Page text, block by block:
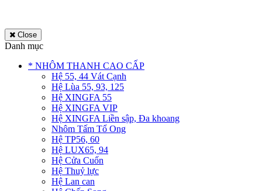
Close
Danh mục
* NHÔM THANH CAO CẤP
Hệ 55, 44 Vát Cạnh
Hệ Lùa 55, 93, 125
Hệ XINGFA 55
Hệ XINGFA VIP
Hệ XINGFA Liền sập, Đa khoang
Nhôm Tấm Tổ Ong
Hệ TP56, 60
Hệ LUX65, 94
Hệ Cửa Cuốn
Hệ Thuỷ lực
Hệ Lan can